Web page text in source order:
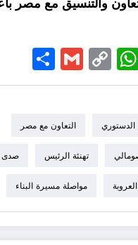
WhatsApp
Copy
Link
Gmail
الدستوري التعاون مع مصر
تهنئة الرئيس صدى
مواصلة مسيرة البناء